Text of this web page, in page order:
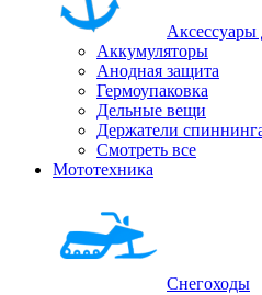
Аксессуары
Аккумуляторы
Анодная защита
Гермоупаковка
Дельные вещи
Держатели
Смотреть все
Мототехника
Снегоходы